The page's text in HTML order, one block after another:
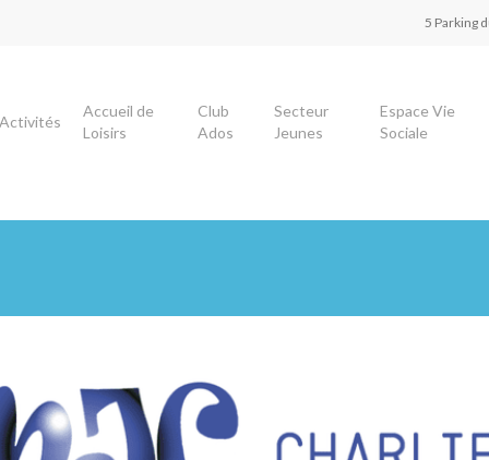
5 Parking
Activités
Accueil de
Loisirs
Club
Ados
Secteur
Jeunes
Espace Vie
Sociale